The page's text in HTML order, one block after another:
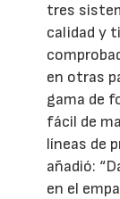
tres
calidad y
en otras
gama de
fácil de
líneas de
añadió:
en el